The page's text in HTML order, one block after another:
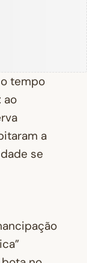
tempo
ao
a
se